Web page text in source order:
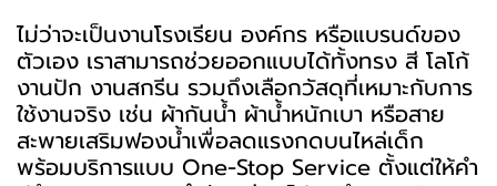
ไม่ว่าจะเป็นงานโรงเรียน องค์กร หรือแบรนด์ของ
ตัวเอง เราสามารถช่วยออกแบบได้ทั้งทรง สี โลโก้
งานปัก งานสกรีน รวมถึงเลือกวัสดุที่เหมาะกับการ
ใช้งานจริง เช่น ผ้ากันน้ำ ผ้าน้ำหนักเบา หรือสาย
สะพายเสริมฟองน้ำเพื่อลดแรงกดบนไหล่เด็ก
พร้อมบริการแบบ One-Stop Service ตั้งแต่ให้คำ